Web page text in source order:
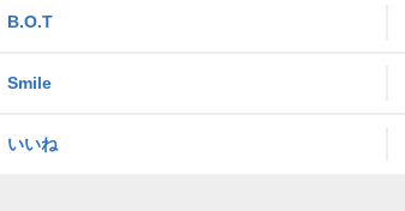
B.O.T
Smile
いいね